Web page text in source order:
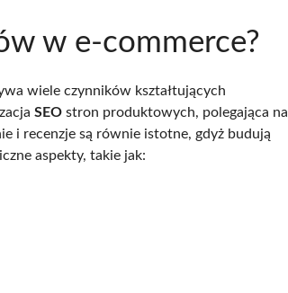
w e-commerce?
wiele czynników kształtujących
SEO stron produktowych, polegająca na
i recenzje są równie istotne, gdyż budują
aspekty, takie jak: